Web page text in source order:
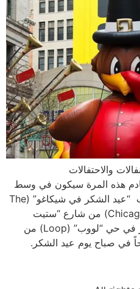
والاحتفالات
هذه المرة سيكون في وسط
مدينة شيكاغو، إذ سينطلق موكب “عيد الشكر في شيكاغو” (The
Chicago Thanksgiving Day Parade) من شارع “ستيت
ستريت” (State Street) الشهير في حي “لووب” (Loop) من
وحتى الساعة 11 صباحاً في صباح يوم عيد الشكر.